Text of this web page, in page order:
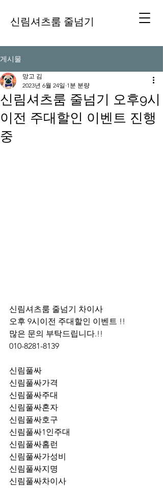
신림셔츠룸 줄넘기
게시물
신림셔츠룸 줄넘기 오후9시
이전 주대할인 이벤트 진행
중
망고 김
2023년 6월 24일 1분 분량
신림셔츠룸 줄넘기 차이사
오후 9시이전 주대할인 이벤트 !!
많은 문의 부탁드립니다.!!
010-8281-8139
신림풀싸
신림풀싸가격
신림풀싸주대
신림풀싸혼자
신림풀싸호구
신림풀싸1인주대
신림풀싸홈런
신림풀싸가성비
신림풀싸지명
신림풀싸차이사